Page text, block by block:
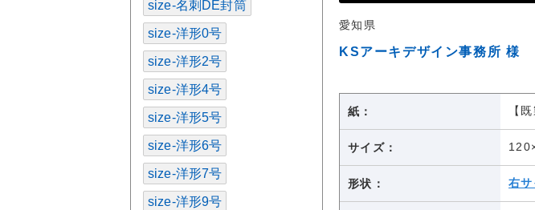
愛知県
KSアーキデザイン事務所 様
紙： 【
サイズ：
形状： 右サ
size-名刺DE封筒
size-洋形0号
size-洋形2号
size-洋形4号
size-洋形5号
size-洋形6号
size-洋形7号
size-洋形9号